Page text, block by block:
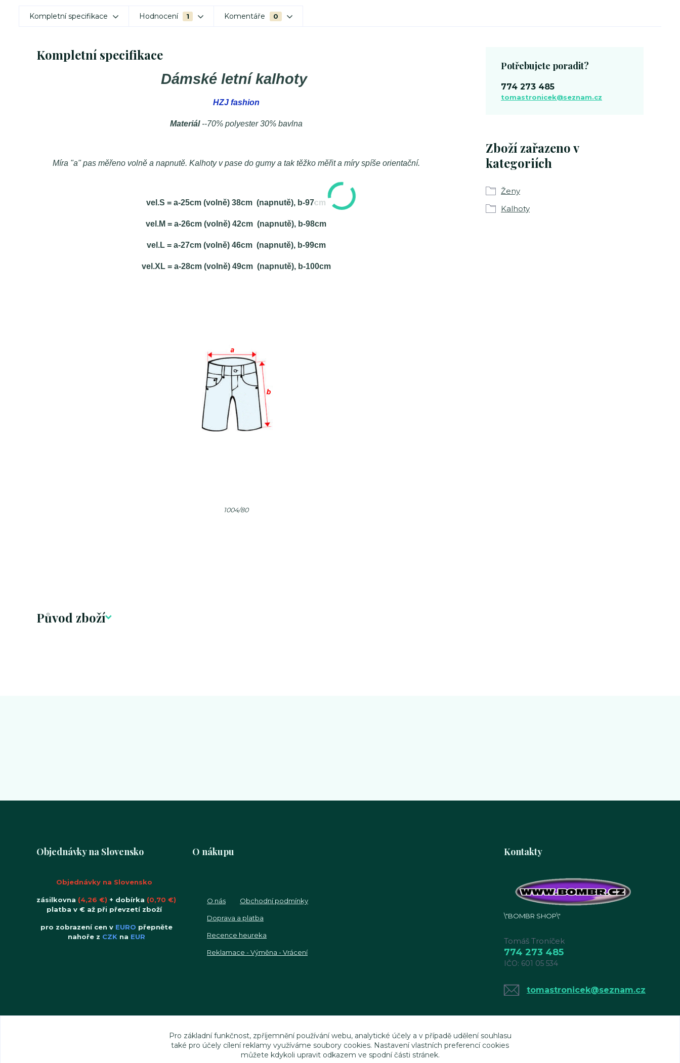
Kompletní specifikace Hodnocení 1 Komentáře 0
Kompletní specifikace
Dámské letní kalhoty
HZJ fashion
Materiál--70% polyester 30% bavlna
Míra "a" pas měřeno volně a napnutě. Kalhoty v pase do gumy a tak těžko měřit a míry spíše orientační.
vel.S = a-25cm (volně) 38cm (napnutě), b-97cm
vel.M = a-26cm (volně) 42cm (napnutě), b-98cm
vel.L = a-27cm (volně) 46cm (napnutě), b-99cm
vel.XL = a-28cm (volně) 49cm (napnutě), b-100cm
1004/80
Původ zboží
Zboží zařazeno v
kategoriích
Ženy
Kalhoty
Potřebujete poradit?
774 273 485
tomastronicek@seznam.cz
Objednávky na Slovensko
Objednávky na Slovensko
zásilkovna (4,26 €) + dobírka (0,70 €)
platba v € až při převzetí zboží
pro zobrazení cen v EURO přepněte
nahoře z CZK na EUR
O nákupu
O nás Obchodní podmínky
Doprava a platba
Recence heureka
Reklamace - Výměna - Vrácení
Kontakty
\"BOMBR SHOP\"
Tomáš Troníček
774 273 485
IČO: 601 05 534
tomastronicek@seznam.cz
Pro základní funkčnost, zpříjemnění používání webu, analytické účely a v případě udělení souhlasu
také pro účely cílení reklamy využíváme soubory cookies. Nastavení vlastních preferencí cookies
můžete kdykoli upravit odkazem ve spodní části stránek.